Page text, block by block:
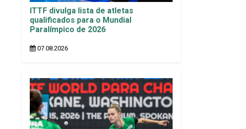
ITTF divulga lista de atletas
qualificados para o Mundial
Paralímpico de 2026
07.08.2026